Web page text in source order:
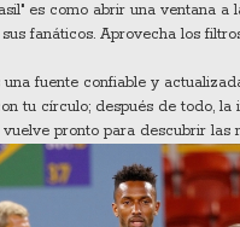
es como abrir una ventana
fanáticos. Aprovecha los
una fuente confiable y
tu círculo; después de todo,
pronto para descubrir las